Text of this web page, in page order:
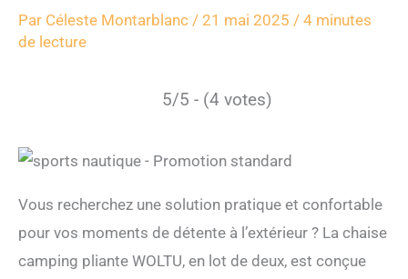
Par Céleste Montarblanc / 21 mai 2025 / 4 minutes
de lecture
5/5 - (4 votes)
Vous recherchez une solution pratique et confortable
pour vos moments de détente à l’extérieur ? La chaise
camping pliante WOLTU, en lot de deux, est conçue